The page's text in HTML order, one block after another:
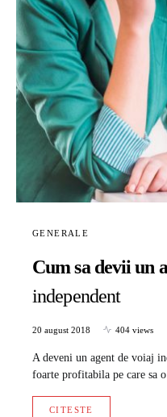
GENERALE
Cum sa devii un
independent
20 august 2018 404 views
A deveni un agent de voiaj
foarte profitabila pe care sa
CITESTE